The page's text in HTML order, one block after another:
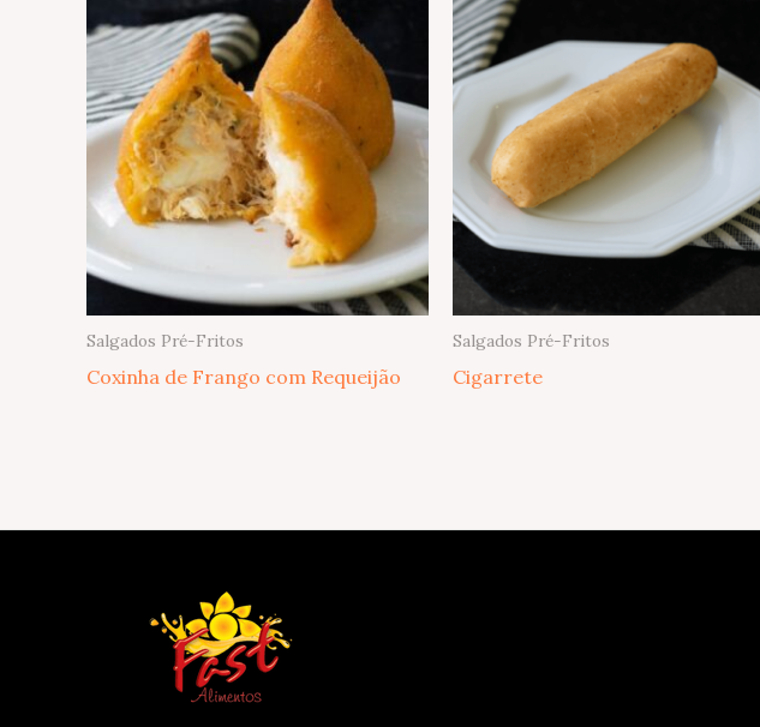
Salgados Pré-Fritos
Coxinha de Frango com Requeijão
Salgados Pré-Fritos
Cigarrete